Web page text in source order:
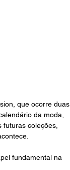
que ocorre duas
da moda,
coleções,
fundamental na